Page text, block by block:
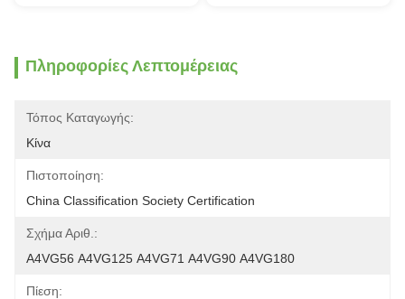
Πληροφορίες Λεπτομέρειας
Τόπος Καταγωγής:
Κίνα
Πιστοποίηση:
China Classification Society Certification
Σχήμα Αριθ.:
Α4VG56 Α4VG125 Α4VG71 Α4VG90 Α4VG180
Πίεση: